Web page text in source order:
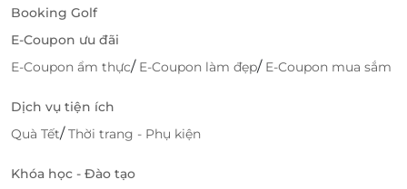
khuyến mãi hấp dẫn, giúp bạn dễ dàng săn được các
deal tốt nhất cho dịch vụ tại Chang Nails. Hãy nhanh
LifeLink
để không bỏ lỡ cơ hội sở hữu
những ưu đãi đặc biệt và làm đẹp cho bản thân
ngay hôm nay!
Booking Golf
E-Coupon ưu đãi
E-Coupon ẩm thực/ E-Coupon làm đẹp/ E-Coupon mua sắm
Dịch vụ tiện ích
Quà Tết/Thời trang - Phụ kiện
Khóa học - Đào tạo